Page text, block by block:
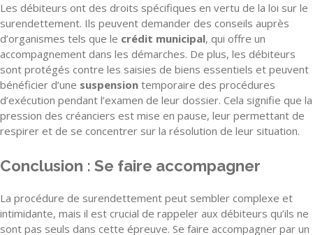
Les débiteurs ont des droits spécifiques en vertu de la loi sur le
surendettement. Ils peuvent demander des conseils auprès
d’organismes tels que le crédit municipal, qui offre un
accompagnement dans les démarches. De plus, les débiteurs
sont protégés contre les saisies de biens essentiels et peuvent
bénéficier d’une suspension temporaire des procédures
d’exécution pendant l’examen de leur dossier. Cela signifie que la
pression des créanciers est mise en pause, leur permettant de
respirer et de se concentrer sur la résolution de leur situation.
Conclusion : Se faire accompagner
La procédure de surendettement peut sembler complexe et
intimidante, mais il est crucial de rappeler aux débiteurs qu’ils ne
sont pas seuls dans cette épreuve. Se faire accompagner par un